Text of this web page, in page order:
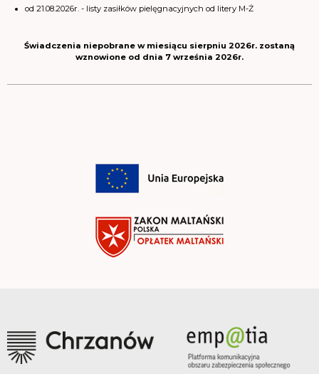
od 21.08.2026r. - listy zasiłków pielęgnacyjnych od litery M-Ż
Świadczenia niepobrane w miesiącu sierpniu 2026r. zostaną
wznowione od dnia 7 września 2026r.